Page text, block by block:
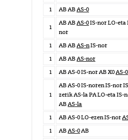
1
AB AB AS-0
1
AB AB AS-0IS-nor LO-eta
nor
1
AB AB AS-nIS-nor
1
AB AB AS-nor
1
AB AS-0 IS-nor AB X0AS-0
1
AB AS-0 IS-noren IS-nor
zerik AS-la PA LO-eta IS-
AB AS-la
1
AB AS-0 LO-ezen IS-nor
1
AB AS-0AB